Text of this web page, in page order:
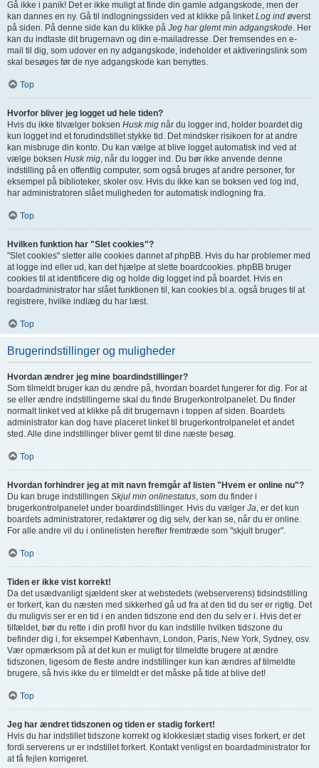
Gå ikke i panik! Det er ikke muligt at finde din gamle adgangskode, men der
kan dannes en ny. Gå til indlogningssiden ved at klikke på linket Log ind øverst
på siden. På denne side kan du klikke på Jeg har glemt min adgangskode . Her
kan du indtaste dit brugernavn og din e-mailadresse. Der fremsendes en e-
mail til dig, som udover en ny adgangskode, indeholder et aktiveringslink som
skal besøges før de nye adgangskode kan benyttes.
Top
Hvorfor bliver jeg logget ud hele tiden?
Hvis du ikke tilvælger boksen Husk mig når du logger ind, holder boardet dig
kun logget ind et forudindstillet stykke tid. Det mindsker risikoen for at andre
kan misbruge din konto. Du kan vælge at blive logget automatisk ind ved at
vælge boksen Husk mig , når du logger ind. Du bør ikke anvende denne
indstilling på en offentlig computer, som også bruges af andre personer, for
eksempel på biblioteker, skoler osv. Hvis du ikke kan se boksen ved log ind,
har administratoren slået muligheden for automatisk indlogning fra.
Top
Hvilken funktion har "Slet cookies"?
"Slet cookies" sletter alle cookies dannet af phpBB. Hvis du har problemer med
at logge ind eller ud, kan det hjælpe at slette boardcookies. phpBB bruger
cookies til at identificere dig og holde dig logget ind på boardet. Hvis en
boardadministrator har slået funktionen til, kan cookies bl.a. også bruges til at
registrere, hvilke indlæg du har læst.
Top
Brugerindstillinger og muligheder
Hvordan ændrer jeg mine boardindstillinger?
Som tilmeldt bruger kan du ændre på, hvordan boardet fungerer for dig. For at
se eller ændre indstillingerne skal du finde Brugerkontrolpanelet. Du finder
normalt linket ved at klikke på dit brugernavn i toppen af siden. Boardets
administrator kan dog have placeret linket til brugerkontrolpanelet et andet
sted. Alle dine indstillinger bliver gemt til dine næste besøg.
Top
Hvordan forhindrer jeg at mit navn fremgår af listen "Hvem er online nu"?
Du kan bruge indstillingen Skjul min onlinestatus , som du finder i
brugerkontrolpanelet under boardindstillinger. Hvis du vælger Ja , er det kun
boardets administratorer, redaktører og dig selv, der kan se, når du er online.
For alle andre vil du i onlinelisten herefter fremtræde som "skjult bruger".
Top
Tiden er ikke vist korrekt!
Da det usædvanligt sjældent sker at webstedets (webserverens) tidsindstilling
er forkert, kan du næsten med sikkerhed gå ud fra at den tid du ser er rigtig. Det
du muligvis ser er en tid i en anden tidszone end den du selv er i. Hvis det er
tilfældet, bør du rette i din profil hvor du kan indstille hvilken tidszone du
befinder dig i, for eksempel København, London, Paris, New York, Sydney, osv.
Vær opmærksom på at det kun er muligt for tilmeldte brugere at ændre
tidszonen, ligesom de fleste andre indstillinger kun kan ændres af tilmeldte
brugere, så hvis ikke du er tilmeldt er det måske på tide at blive det!
Top
Jeg har ændret tidszonen og tiden er stadig forkert!
Hvis du har indstillet tidszone korrekt og klokkeslæt stadig vises forkert, er det
fordi serverens ur er indstillet forkert. Kontakt venligst en boardadministrator for
at få fejlen korrigeret.